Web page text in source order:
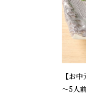
【お
～5人